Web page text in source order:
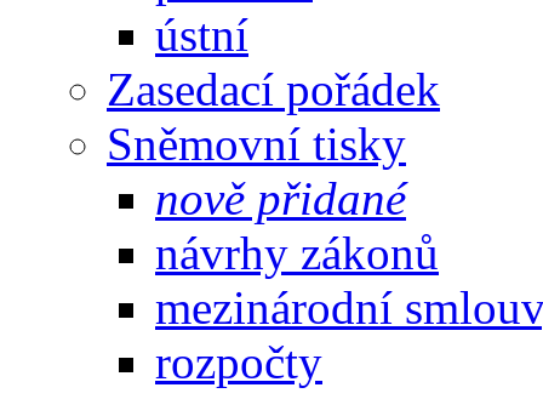
ústní
Zasedací pořádek
Sněmovní tisky
nově přidané
návrhy zákonů
mezinárodní
rozpočty